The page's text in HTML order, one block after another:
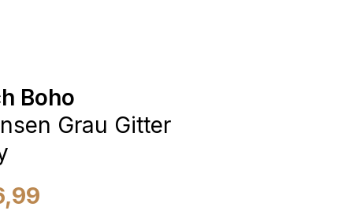
Boho
Grau Gitter